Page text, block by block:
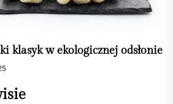
klasyk w ekologicznej odsłonie